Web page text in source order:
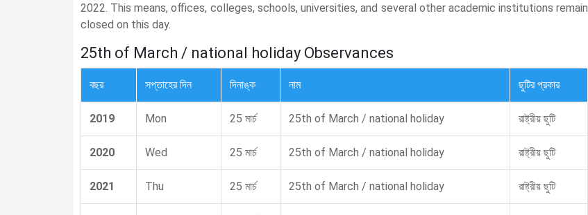
2022. This means, offices, colleges, schools, universities, and several other academic institutions remain
closed on this day.
25th of March / national holiday Observances
বছর সপ্তাহের দিন দিনাঙ্ক নাম ছুটির প্রকার
2019 Mon 25 মার্চ 25th of March / national holiday রাষ্ট্রীয় ছুটি
2020 Wed 25 মার্চ 25th of March / national holiday রাষ্ট্রীয় ছুটি
2021 Thu 25 মার্চ 25th of March / national holiday রাষ্ট্রীয় ছুটি